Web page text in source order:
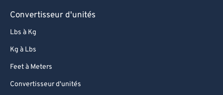
Convertisseur d'unités
Lbs à Kg
Kg à Lbs
Feet à Meters
Convertisseur d'unités